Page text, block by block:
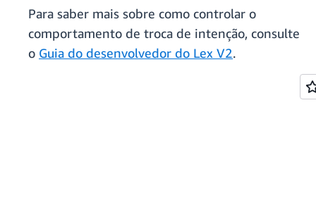
Para saber mais sobre como controlar o
comportamento de troca de intenção, consulte
o Guia do desenvolvedor do Lex V2.